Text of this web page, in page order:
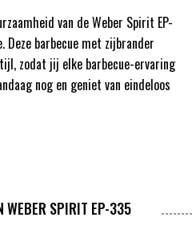
van de Weber Spirit EP-
barbecue met zijbrander
zodat jij elke barbecue-ervaring
nog en geniet van eindeloos
WEBER SPIRIT EP-335